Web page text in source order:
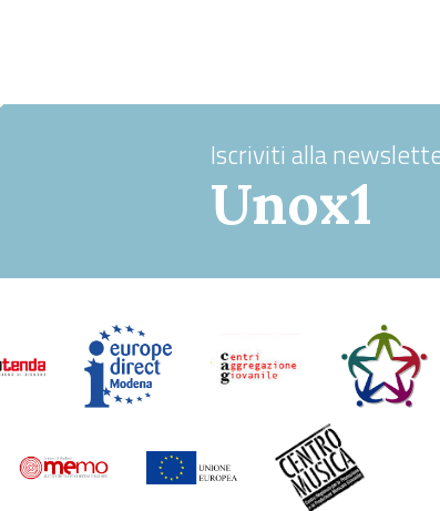
Iscriviti alla
Unox1